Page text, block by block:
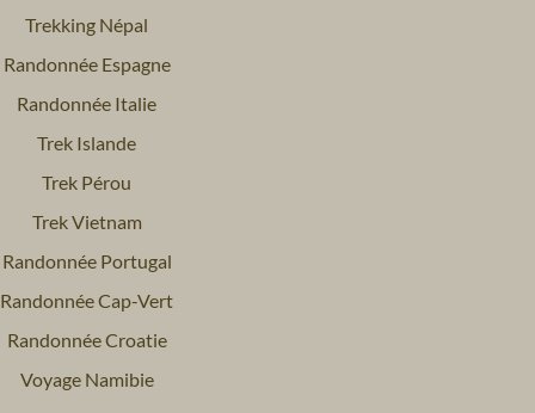
Trekking Népal
Randonnée Espagne
Randonnée Italie
Trek Islande
Trek Pérou
Trek Vietnam
Randonnée Portugal
Randonnée Cap-Vert
Randonnée Croatie
Voyage Namibie